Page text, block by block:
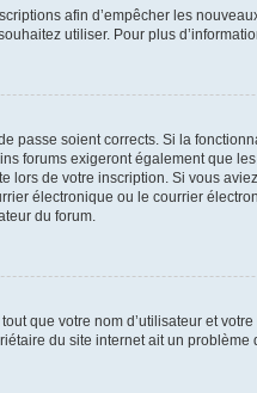
afin d’empêcher les
utiliser. Pour plus
passe soient corrects. Si la
forums exigeront également que
lors de votre inscription. Si vous
électronique ou le courrier
du forum.
que votre nom d’utilisateur et
du site internet ait un problème